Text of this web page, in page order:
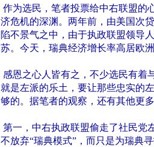
作为选民，笔者投票给中右联盟的
济危机的深渊。两年前，由美国次
陷不景气之中，由于执政联盟领导
苏。今天，瑞典经济增长率高居欧
感恩之心人皆有之，不少选民有着
就是左派的乐土，要让那些忠实的
够的。据笔者的观察，还有其他更
第一，中右执政联盟偷走了社民党
不放弃“瑞典模式”，而只是为瑞典